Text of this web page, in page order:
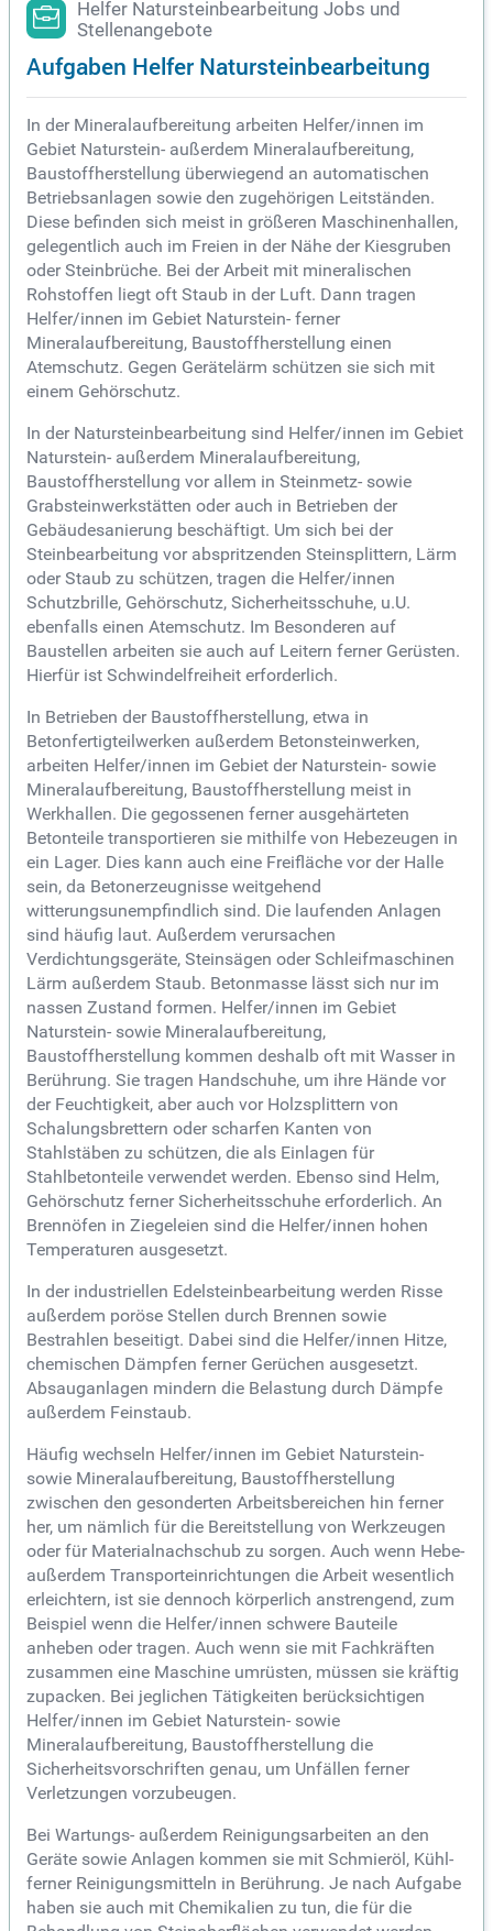
Helfer Natursteinbearbeitung Jobs und
Stellenangebote
Aufgaben Helfer Natursteinbearbeitung
In der Mineralaufbereitung arbeiten Helfer/innen im
Gebiet Naturstein- außerdem Mineralaufbereitung,
Baustoffherstellung überwiegend an automatischen
Betriebsanlagen sowie den zugehörigen Leitständen.
Diese befinden sich meist in größeren Maschinenhallen,
gelegentlich auch im Freien in der Nähe der Kiesgruben
oder Steinbrüche. Bei der Arbeit mit mineralischen
Rohstoffen liegt oft Staub in der Luft. Dann tragen
Helfer/innen im Gebiet Naturstein- ferner
Mineralaufbereitung, Baustoffherstellung einen
Atemschutz. Gegen Gerätelärm schützen sie sich mit
einem Gehörschutz.
In der Natursteinbearbeitung sind Helfer/innen im Gebiet
Naturstein- außerdem Mineralaufbereitung,
Baustoffherstellung vor allem in Steinmetz- sowie
Grabsteinwerkstätten oder auch in Betrieben der
Gebäudesanierung beschäftigt. Um sich bei der
Steinbearbeitung vor abspritzenden Steinsplittern, Lärm
oder Staub zu schützen, tragen die Helfer/innen
Schutzbrille, Gehörschutz, Sicherheitsschuhe, u.U.
ebenfalls einen Atemschutz. Im Besonderen auf
Baustellen arbeiten sie auch auf Leitern ferner Gerüsten.
Hierfür ist Schwindelfreiheit erforderlich.
In Betrieben der Baustoffherstellung, etwa in
Betonfertigteilwerken außerdem Betonsteinwerken,
arbeiten Helfer/innen im Gebiet der Naturstein- sowie
Mineralaufbereitung, Baustoffherstellung meist in
Werkhallen. Die gegossenen ferner ausgehärteten
Betonteile transportieren sie mithilfe von Hebezeugen in
ein Lager. Dies kann auch eine Freifläche vor der Halle
sein, da Betonerzeugnisse weitgehend
witterungsunempfindlich sind. Die laufenden Anlagen
sind häufig laut. Außerdem verursachen
Verdichtungsgeräte, Steinsägen oder Schleifmaschinen
Lärm außerdem Staub. Betonmasse lässt sich nur im
nassen Zustand formen. Helfer/innen im Gebiet
Naturstein- sowie Mineralaufbereitung,
Baustoffherstellung kommen deshalb oft mit Wasser in
Berührung. Sie tragen Handschuhe, um ihre Hände vor
der Feuchtigkeit, aber auch vor Holzsplittern von
Schalungsbrettern oder scharfen Kanten von
Stahlstäben zu schützen, die als Einlagen für
Stahlbetonteile verwendet werden. Ebenso sind Helm,
Gehörschutz ferner Sicherheitsschuhe erforderlich. An
Brennöfen in Ziegeleien sind die Helfer/innen hohen
Temperaturen ausgesetzt.
In der industriellen Edelsteinbearbeitung werden Risse
außerdem poröse Stellen durch Brennen sowie
Bestrahlen beseitigt. Dabei sind die Helfer/innen Hitze,
chemischen Dämpfen ferner Gerüchen ausgesetzt.
Absauganlagen mindern die Belastung durch Dämpfe
außerdem Feinstaub.
Häufig wechseln Helfer/innen im Gebiet Naturstein-
sowie Mineralaufbereitung, Baustoffherstellung
zwischen den gesonderten Arbeitsbereichen hin ferner
her, um nämlich für die Bereitstellung von Werkzeugen
oder für Materialnachschub zu sorgen. Auch wenn Hebe-
außerdem Transporteinrichtungen die Arbeit wesentlich
erleichtern, ist sie dennoch körperlich anstrengend, zum
Beispiel wenn die Helfer/innen schwere Bauteile
anheben oder tragen. Auch wenn sie mit Fachkräften
zusammen eine Maschine umrüsten, müssen sie kräftig
zupacken. Bei jeglichen Tätigkeiten berücksichtigen
Helfer/innen im Gebiet Naturstein- sowie
Mineralaufbereitung, Baustoffherstellung die
Sicherheitsvorschriften genau, um Unfällen ferner
Verletzungen vorzubeugen.
Bei Wartungs- außerdem Reinigungsarbeiten an den
Geräte sowie Anlagen kommen sie mit Schmieröl, Kühl-
ferner Reinigungsmitteln in Berührung. Je nach Aufgabe
haben sie auch mit Chemikalien zu tun, die für die